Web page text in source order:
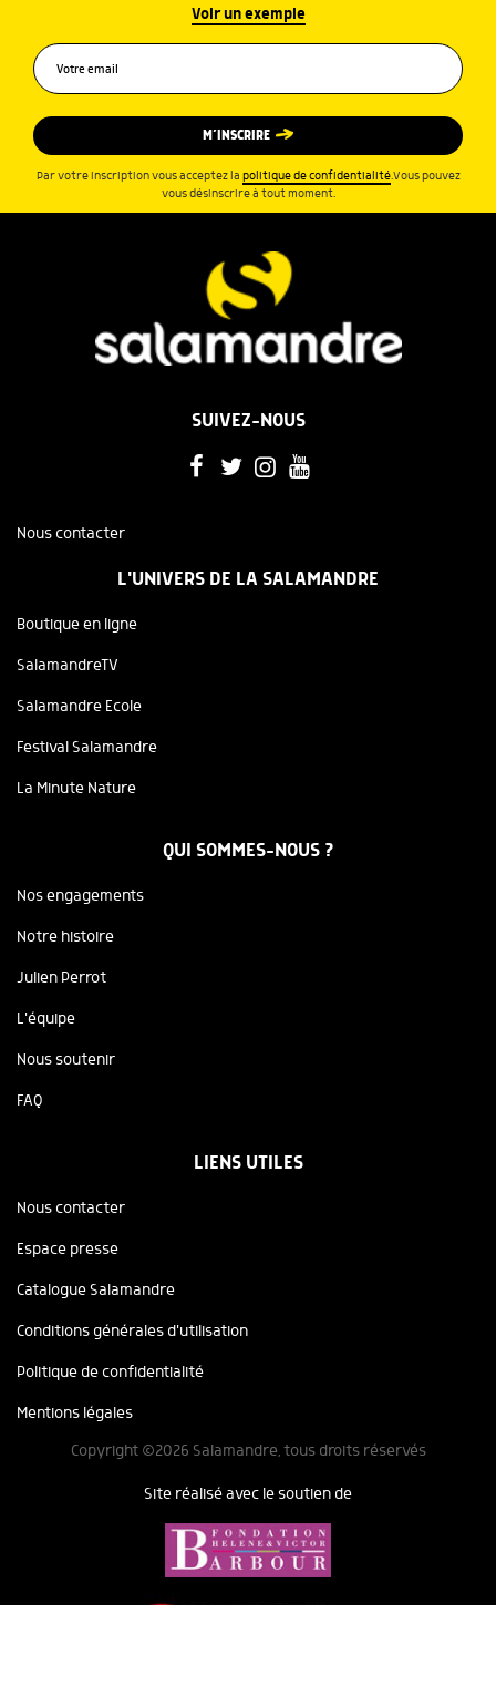
Voir un exemple
M’INSCRIRE
Par votre inscription vous acceptez la politique de confidentialité.Vous pouvez
vous désinscrire à tout moment.
SUIVEZ-NOUS
Nous contacter
L'UNIVERS DE LA SALAMANDRE
Boutique en ligne
SalamandreTV
Salamandre Ecole
Festival Salamandre
La Minute Nature
QUI SOMMES-NOUS ?
Nos engagements
Notre histoire
Julien Perrot
L'équipe
Nous soutenir
FAQ
LIENS UTILES
Nous contacter
Espace presse
Catalogue Salamandre
Conditions générales d'utilisation
Politique de confidentialité
Mentions légales
Copyright ©2026 Salamandre, tous droits réservés
Site réalisé avec le soutien de